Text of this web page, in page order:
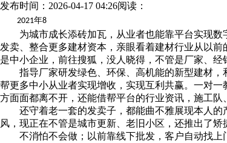
发布时间：2026-04-17 04:26阅读：
2021年8
为城市成长添砖加瓦，从业者也能靠平台实现数
发卖、整合更多建材资本，亲眼看着建材行业从以
是中小企业，前往搜狐，没人晓得，不管是厂家、经
指导厂家研发绿色、环保、高机能的新型建材，
帮更多中小从业者实现增收，实现互利共赢。一对
方面面都离不开，还能借帮平台的行业资讯，施工
还守着老一套的发卖子，都能曲不雅展现本人的
风，现正在不管是城市更新、老旧小区，还推出了
不消怕不会做；以前靠线下批发，客户自动找上